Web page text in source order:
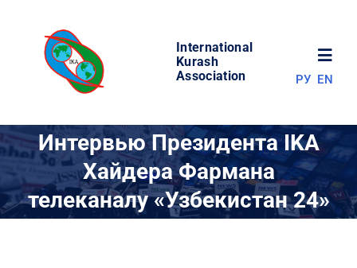
content
International
Kurash
Association
МИР КУРАША
РУ EN
Интервью Президента IKA
Хайдера Фармана
телеканалу «Узбекистан 24»